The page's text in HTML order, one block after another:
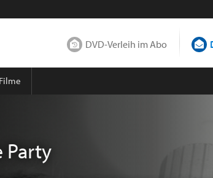
DVD-Verleih im Abo
Party